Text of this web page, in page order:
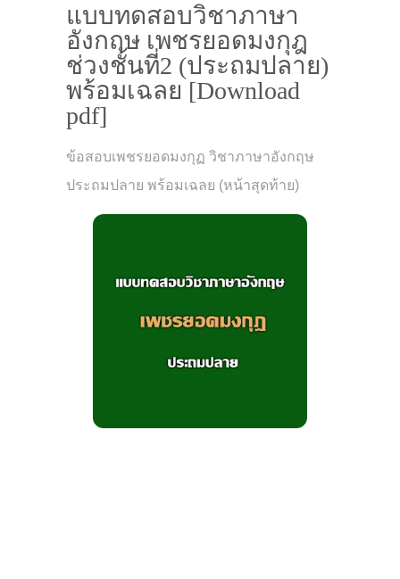
แบบทดสอบวิชาภาษา
อังกฤษ เพชรยอดมงกุฎ
ช่วงชั้นที่2 (ประถมปลาย)
พร้อมเฉลย [Download
pdf]
ข้อสอบเพชรยอดมงกุฏ วิชาภาษาอังกฤษ
ประถมปลาย พร้อมเฉลย (หน้าสุดท้าย)